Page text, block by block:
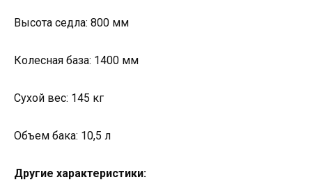
Высота седла: 800 мм
Колесная база: 1400 мм
Сухой вес: 145 кг
Объем бака: 10,5 л
Другие характеристики: